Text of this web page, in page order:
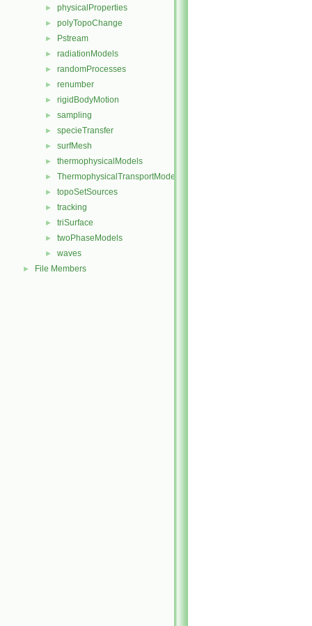
► physicalProperties
► polyTopoChange
► Pstream
► radiationModels
► randomProcesses
► renumber
► rigidBodyMotion
► sampling
► specieTransfer
► surfMesh
► thermophysicalModels
► ThermophysicalTransportModels
► topoSetSources
► tracking
► triSurface
► twoPhaseModels
► waves
► File Members